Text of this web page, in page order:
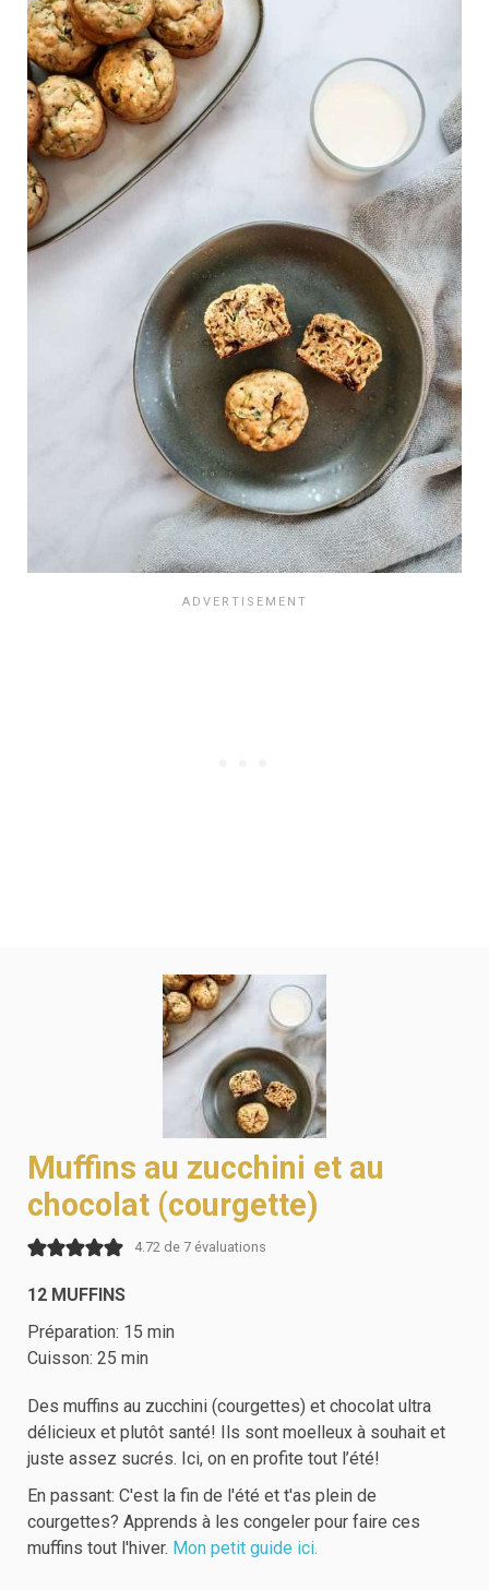
Muffins au zucchini et au
chocolat (courgette)
4.72de 7évaluations
12 MUFFINS
Préparation: 15 min
Cuisson: 25 min
Des muffins au zucchini (courgettes) et chocolat ultra
délicieux et plutôt santé! Ils sont moelleux à souhait et
juste assez sucrés. Ici, on en profite tout l’été!
En passant: C'est la fin de l'été et t'as plein de
courgettes? Apprends à les congeler pour faire ces
muffins tout l'hiver. Mon petit guide ici.